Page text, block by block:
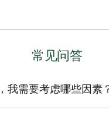
常见问答
我需要考虑哪些因素
了解您的财务状况至关重